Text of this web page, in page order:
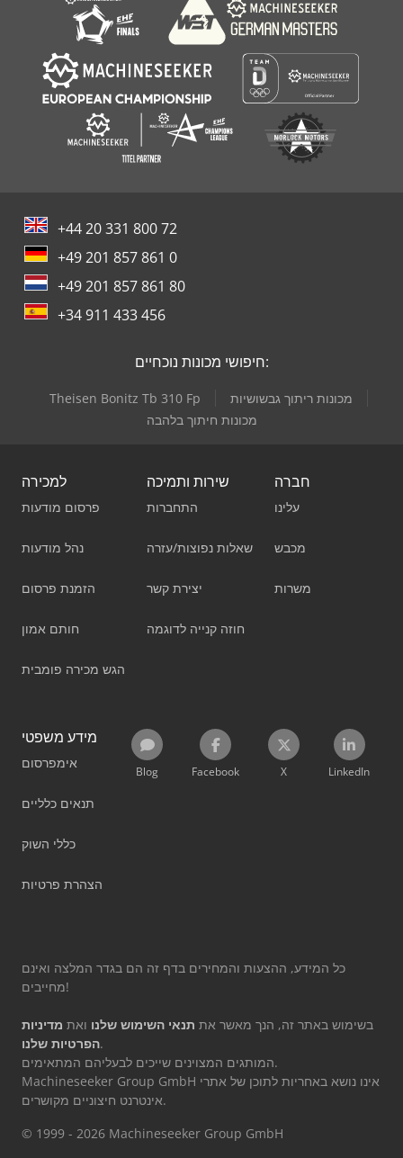
Weidemann 1250 Cx 35
+44 20 331 800 72
+49 201 857 861 0
+49 201 857 861 80
+34 911 433 456
חיפושי מכונות נוכחיים:
Theisen Bonitz Tb 310 Fp
מכונות ריתוך גבשושיות
מכונות חיתוך בלהבה
למכירה
פרסום מודעות
נהל מודעות
הזמנת פרסום
חותם אמון
הגש מכירה פומבית
שירות ותמיכה
התחברות
שאלות נפוצות/עזרה
יצירת קשר
חוזה קנייה לדוגמה
חברה
עלינו
מכבש
משרות
מידע משפטי
אימפרסום
תנאים כלליים
כללי השוק
הצהרת פרטיות
Blog Facebook X LinkedIn
כל המידע, ההצעות והמחירים בדף זה הם בגדר המלצה ואינם
מחייבים!
בשימוש באתר זה, הנך מאשר את תנאי השימוש שלנו ואת מדיניות
הפרטיות שלנו.
המותגים המצוינים שייכים לבעליהם המתאימים.
Machineseeker Group GmbH אינו נושא באחריות לתוכן של אתרי
אינטרנט חיצוניים מקושרים.
© 1999 - 2026 Machineseeker Group GmbH